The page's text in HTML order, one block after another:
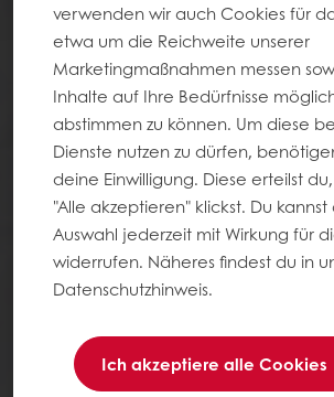
verwenden wir auch Cookies für
etwa um die Reichweite unserer
Marketingmaßnahmen messen
Inhalte auf Ihre Bedürfnisse
abstimmen zu können. Um diese
Dienste nutzen zu dürfen,
deine Einwilligung. Diese erteilst
"Alle akzeptieren" klickst. Du
Auswahl jederzeit mit Wirkung für
widerrufen. Näheres findest du in
Datenschutzhinweis.
Ich akzeptiere alle Cookies